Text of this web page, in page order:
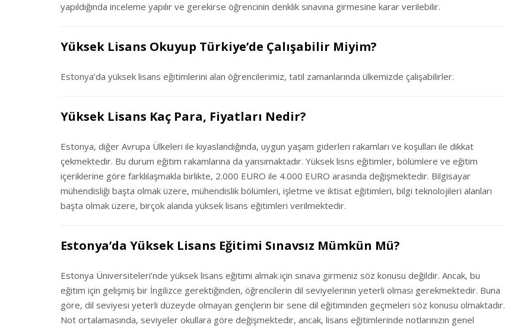
yapıldığında inceleme yapılır ve gerekirse öğrencinin denklik sınavına girmesine karar verilebilir.
Yüksek Lisans Okuyup Türkiye’de Çalışabilir Miyim?
Estonya’da yüksek lisans eğitimlerini alan öğrencilerimiz, tatil zamanlarında ülkemizde çalışabilirler.
Yüksek Lisans Kaç Para, Fiyatları Nedir?
Estonya, diğer Avrupa Ülkeleri ile kıyaslandığında, uygun yaşam giderleri rakamları ve koşulları ile dikkat
çekmektedir. Bu durum eğitim rakamlarına da yansımaktadır. Yüksek lisns eğitimler, bölümlere ve eğitim
içeriklerine göre farklılaşmakla birlikte, 2.000 EURO ile 4.000 EURO arasında değişmektedir. Bilgisayar
mühendisliği başta olmak üzere, mühendislik bölümleri, işletme ve iktisat eğitimleri, bilgi teknolojileri alanları
başta olmak üzere, birçok alanda yüksek lisans eğitimleri verilmektedir.
Estonya’da Yüksek Lisans Eğitimi Sınavsız Mümkün Mü?
Estonya Üniversiteleri’nde yüksek lisans eğitimi almak için sınava girmeniz söz konusu değildir. Ancak, bu
eğitim için gelişmiş bir İngilizce gerektiğinden, öğrencilerin dil seviyelerinin yeterli olması gerekmektedir. Buna
göre, dil seviyesi yeterli düzeyde olmayan gençlerin bir sene dil eğitiminden geçmeleri söz konusu olmaktadır.
Not ortalamasında, seviyeler okullara göre değişmektedir, ancak, lisans eğitimlerinde notlarınızın genel